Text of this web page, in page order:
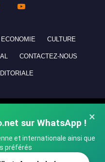
×
sur WhatsApp !
et internationale ainsi que
préférés
ECONOMIE CULTURE
CONTACTEZ-NOUS
reserved.